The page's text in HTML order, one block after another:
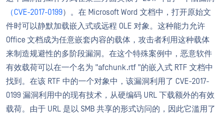
（CVE-2017-0199）。在 Microsoft Word 文档中，打开原始文
件时可以静默加载嵌入式或远程 OLE 对象。这种能力允许
Office 文档成为任意嵌套内容的载体，攻击者利用这种载体
来制造规避性的多阶段漏洞。在这个特殊案例中，恶意软件
有效载荷可以在一个名为 "afchunk.rtf "的嵌入式 RTF 文档中
找到。在该 RTF 中的一个对象中，该漏洞利用了 CVE-2017-
0199 漏洞利用中的现有技术，从硬编码 URL 下载额外的有效
载荷。由于 URL 是以 SMB 共享的形式访问的，因此它滥用了